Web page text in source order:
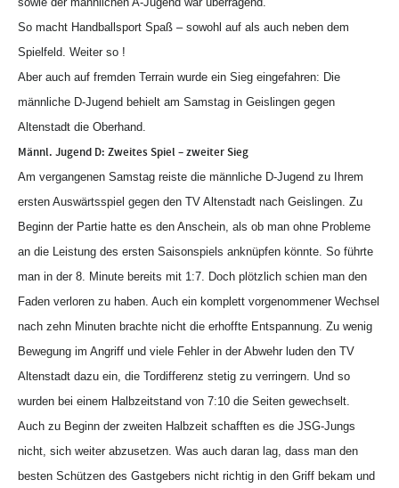
So macht Handballsport Spaß – sowohl auf als auch neben dem
Spielfeld. Weiter so !
Aber auch auf fremden Terrain wurde ein Sieg eingefahren: Die
männliche D-Jugend behielt am Samstag in Geislingen gegen
Altenstadt die Oberhand.
Männl. Jugend D: Zweites Spiel – zweiter Sieg
Am vergangenen Samstag reiste die männliche D-Jugend zu Ihrem
ersten Auswärtsspiel gegen den TV Altenstadt nach Geislingen. Zu
Beginn der Partie hatte es den Anschein, als ob man ohne Probleme
an die Leistung des ersten Saisonspiels anknüpfen könnte. So führte
man in der 8. Minute bereits mit 1:7. Doch plötzlich schien man den
Faden verloren zu haben. Auch ein komplett vorgenommener Wechsel
nach zehn Minuten brachte nicht die erhoffte Entspannung. Zu wenig
Bewegung im Angriff und viele Fehler in der Abwehr luden den TV
Altenstadt dazu ein, die Tordifferenz stetig zu verringern. Und so
wurden bei einem Halbzeitstand von 7:10 die Seiten gewechselt.
Auch zu Beginn der zweiten Halbzeit schafften es die JSG-Jungs
nicht, sich weiter abzusetzen. Was auch daran lag, dass man den
besten Schützen des Gastgebers nicht richtig in den Griff bekam und